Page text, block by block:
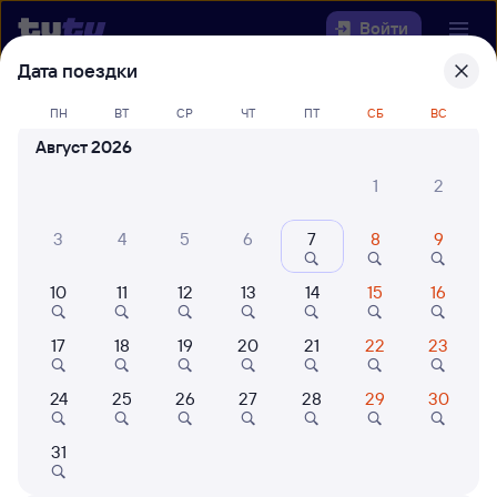
Войти
Выберите день, чтобы найтиж/д
билеты Гвардейск — Смоленск
Центральный
Откуда
Куда
Когда
Кто едет
Дата поездки
ПН ВТ СР ЧТ ПТ СБ ВС
Август 2026
1
2
3 4 5 6 7 8 9
10 11 12 13 14 15 16
17 18 19 20 21 22 23
24 25 26 27 28 29 30
31